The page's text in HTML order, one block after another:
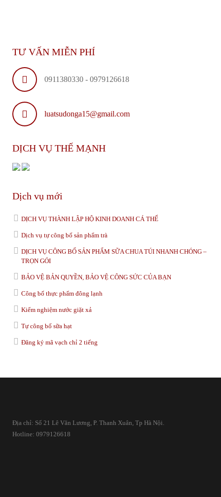
TƯ VẤN MIỄN PHÍ
0911380330 - 0979126618
luatsudonga15@gmail.com
DỊCH VỤ THẾ MẠNH
Dịch vụ mới
DỊCH VỤ THÀNH LẬP HỘ KINH DOANH CÁ THỂ
Dịch vụ tự công bố sản phẩm trà
DỊCH VỤ CÔNG BỐ SẢN PHẨM SỮA CHUA TÚI NHANH CHÓNG –
TRỌN GÓI
BẢO VỆ BẢN QUYỀN, BẢO VỆ CÔNG SỨC CỦA BẠN
Công bố thực phẩm đông lạnh
Kiểm nghiệm nước giặt xả
Tự công bố sữa hạt
Đăng ký mã vạch chỉ 2 tiếng
Địa chỉ: Số 21 Lê Văn Lương, P. Thanh Xuân, Tp Hà Nội.
Hotline: 0979126618